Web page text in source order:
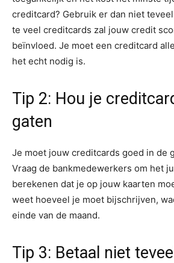
creditcard? Gebruik er dan niet
te veel creditcards zal jouw credit
beïnvloed. Je moet een creditcard
het echt nodig is.
Tip 2: Hou je
gaten
Je moet jouw creditcards goed in de
Vraag de bankmedewerkers om het
berekenen dat je op jouw kaarten
weet hoeveel je moet bijschrijven,
einde van de maand.
Tip 3: Betaal niet